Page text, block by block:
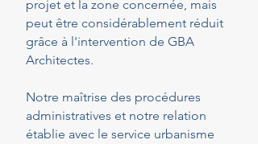
projet et la zone concernée, mais
peut être considérablement réduit
grâce à l'intervention de GBA
Architectes.
Notre maîtrise des procédures
administratives et notre relation
établie avec le service urbanisme